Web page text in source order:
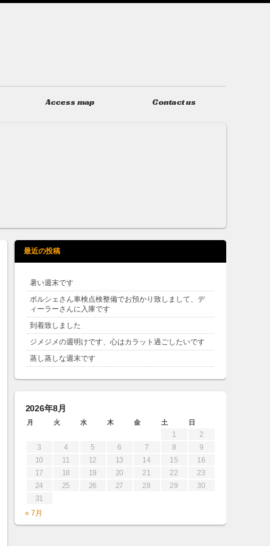
Access map Contact us
最近の投稿
暑い週末です
ポルシェさん車検点検整備でお預かり致しまして、デ
ィーラーさんに入庫です
到着致しました
ジメジメの週明けです、心はカラット過ごしたいです
蒸し蒸しな週末です
2026年8月
月 火 水 木 金 土 日
1
2
3
4 5 6 7 8
9
10
11 12 13 14 15
16
17
18 19 20 21 22
23
24
25 26 27 28 29
30
31
« 7月